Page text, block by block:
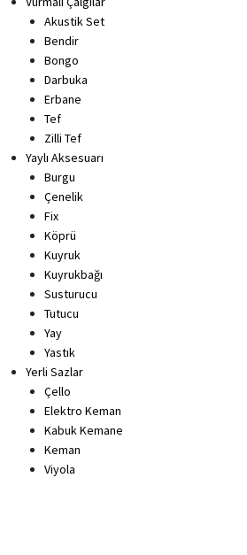
Akustik Set
Bendir
Bongo
Darbuka
Erbane
Tef
Zilli Tef
Yaylı Aksesuarı
Burgu
Çenelik
Fix
Köprü
Kuyruk
Kuyrukbağı
Susturucu
Tutucu
Yay
Yastık
Yerli Sazlar
Çello
Elektro Keman
Kabuk Kemane
Keman
Viyola